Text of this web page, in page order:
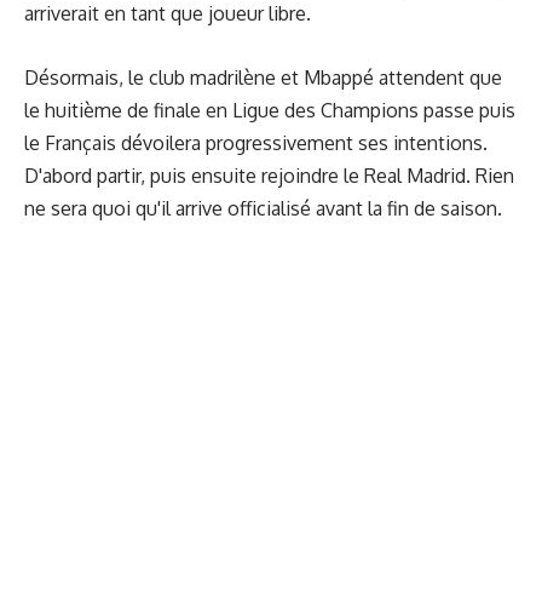
arriverait en tant que joueur libre.
Désormais, le club madrilène et Mbappé attendent que
le huitième de finale en Ligue des Champions passe puis
le Français dévoilera progressivement ses intentions.
D'abord partir, puis ensuite rejoindre le Real Madrid. Rien
ne sera quoi qu'il arrive officialisé avant la fin de saison.